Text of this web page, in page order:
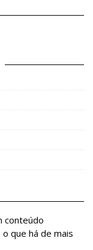
conteúdo
que há de mais